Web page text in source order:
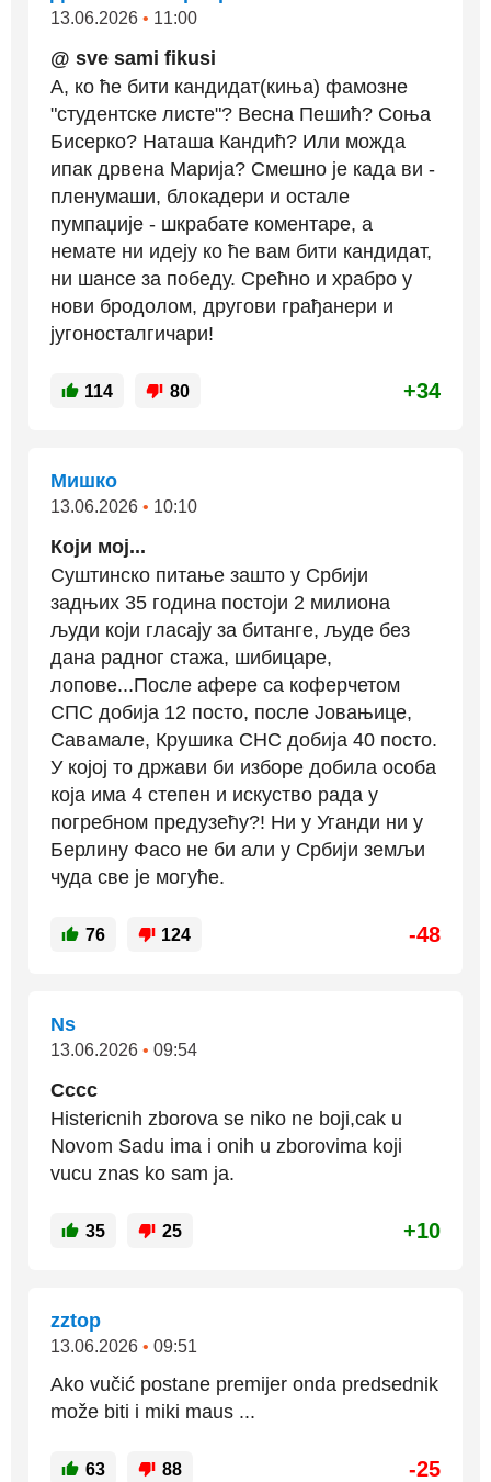
13.06.2026 • 11:00
@ sve sami fikusi
А, ко ће бити кандидат(киња) фамозне
"студентске листе"? Весна Пешић? Соња
Бисерко? Наташа Кандић? Или можда
ипак дрвена Марија? Смешно је када ви -
пленумаши, блокадери и остале
пумпаџије - шкрабате коментаре, а
немате ни идеју ко ће вам бити кандидат,
ни шансе за победу. Срећно и храбро у
нови бродолом, другови грађанери и
југоносталгичари!
114 80 +34
Мишко
13.06.2026 • 10:10
Који мој...
Суштинско питање зашто у Србији
задњих 35 година постоји 2 милиона
људи који гласају за битанге, људе без
дана радног стажа, шибицаре,
лопове...После афере са коферчетом
СПС добија 12 посто, после Јовањице,
Савамале, Крушика СНС добија 40 посто.
У којој то држави би изборе добила особа
која има 4 степен и искуство рада у
погребном предузећу?! Ни у Уганди ни у
Берлину Фасо не би али у Србији земљи
чуда све је могуће.
76 124 -48
Ns
13.06.2026 • 09:54
Cccc
Histericnih zborova se niko ne boji,cak u
Novom Sadu ima i onih u zborovima koji
vucu znas ko sam ja.
35 25 +10
zztop
13.06.2026 • 09:51
Ako vučić postane premijer onda predsednik
može biti i miki maus ...
63 88 -25